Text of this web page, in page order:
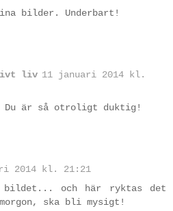
bilder. Underbart!
liv 11 januari 2014 kl.
Du är så otroligt duktig!
2014 kl. 21:21
och här ryktas det
ska bli mysigt!